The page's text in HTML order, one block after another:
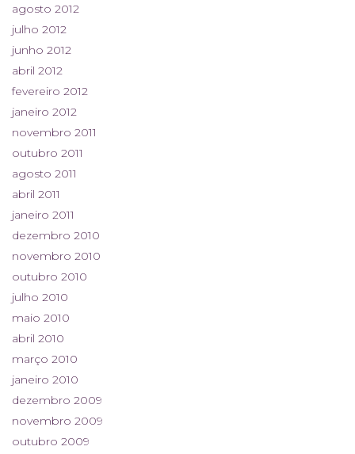
agosto 2012
julho 2012
junho 2012
abril 2012
fevereiro 2012
janeiro 2012
novembro 2011
outubro 2011
agosto 2011
abril 2011
janeiro 2011
dezembro 2010
novembro 2010
outubro 2010
julho 2010
maio 2010
abril 2010
março 2010
janeiro 2010
dezembro 2009
novembro 2009
outubro 2009